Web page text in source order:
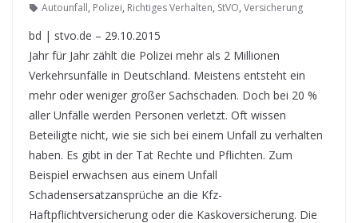
Autounfall, Polizei, Richtiges Verhalten, StVO, Versicherung
bd | stvo.de – 29.10.2015
Jahr für Jahr zählt die Polizei mehr als 2 Millionen
Verkehrsunfälle in Deutschland. Meistens entsteht ein
mehr oder weniger großer Sachschaden. Doch bei 20 %
aller Unfälle werden Personen verletzt. Oft wissen
Beteiligte nicht, wie sie sich bei einem Unfall zu verhalten
haben. Es gibt in der Tat Rechte und Pflichten. Zum
Beispiel erwachsen aus einem Unfall
Schadensersatzansprüche an die Kfz-
Haftpflichtversicherung oder die Kaskoversicherung. Die